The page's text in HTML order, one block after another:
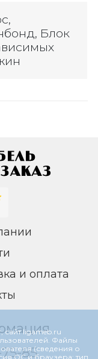
Блок
и оплата
85
сайт ligameb.ru
Файлы
(сведения о
ОС и браузера; тип